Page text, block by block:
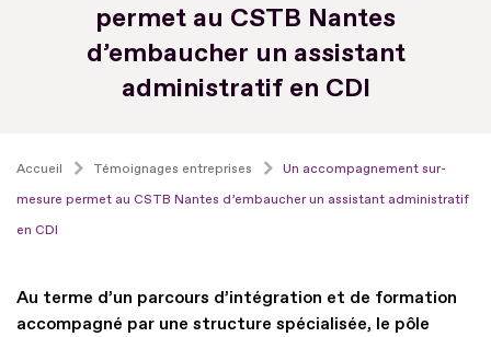
permet au CSTB Nantes
d’embaucher un assistant
administratif en CDI
Accueil Témoignages entreprises
Un accompagnement sur-
mesure permet au CSTB Nantes d’embaucher un assistant administratif
en CDI
Au terme d’un parcours d’intégration et de formation
accompagné par une structure spécialisée, le pôle